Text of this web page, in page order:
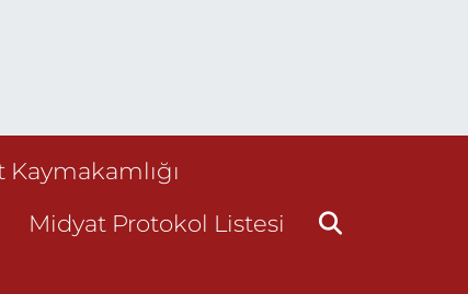
Kaymakamlığı
Midyat Protokol Listesi